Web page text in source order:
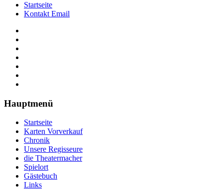
Startseite
Kontakt Email
Hauptmenü
Startseite
Karten Vorverkauf
Chronik
Unsere Regisseure
die Theatermacher
Spielort
Gästebuch
Links